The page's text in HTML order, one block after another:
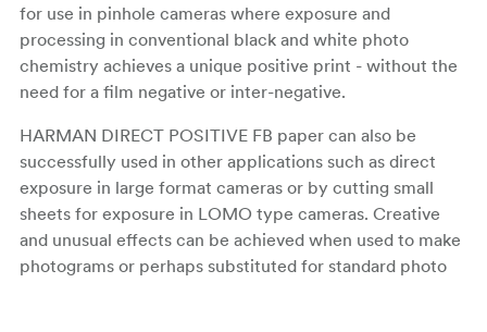
for use in pinhole cameras where exposure and
processing in conventional black and white photo
chemistry achieves a unique positive print - without the
need for a film negative or inter-negative.
HARMAN DIRECT POSITIVE FB paper can also be
successfully used in other applications such as direct
exposure in large format cameras or by cutting small
sheets for exposure in LOMO type cameras. Creative
and unusual effects can be achieved when used to make
photograms or perhaps substituted for standard photo